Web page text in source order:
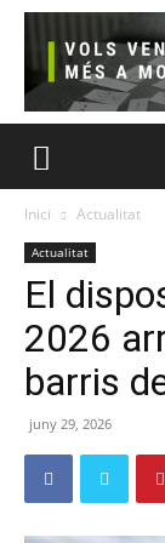
Inici Actualitat
Actualitat
El
2026
barris
juny 29, 2026